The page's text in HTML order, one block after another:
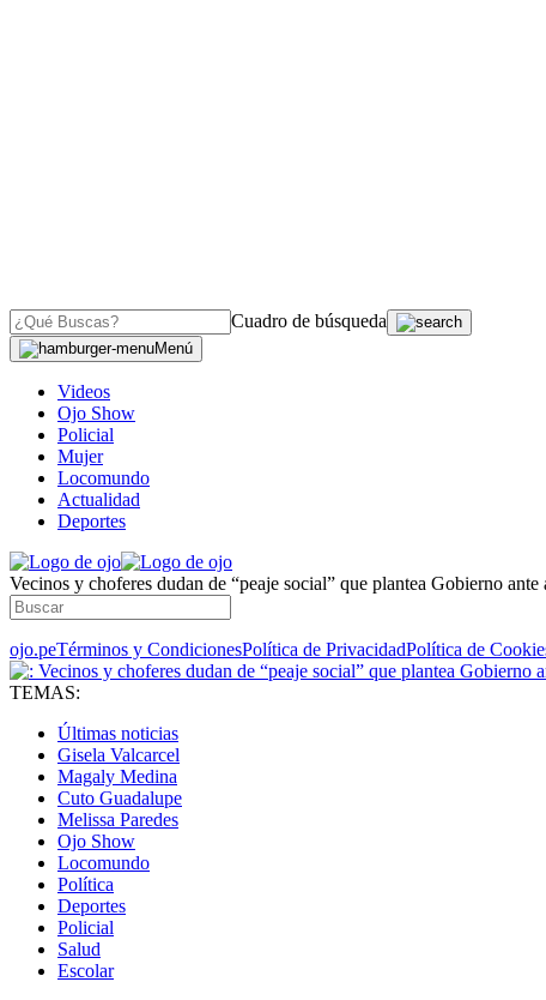
Cuadro de búsqueda
Menú
Videos
Ojo Show
Policial
Mujer
Locomundo
Actualidad
Deportes
Vecinos y choferes dudan de “peaje social” que plantea Gobierno ante
ojo.peTérminos y CondicionesPolítica de PrivacidadPolítica de
TEMAS:
Últimas noticias
Gisela Valcarcel
Magaly Medina
Cuto Guadalupe
Melissa Paredes
Ojo Show
Locomundo
Política
Deportes
Policial
Salud
Escolar